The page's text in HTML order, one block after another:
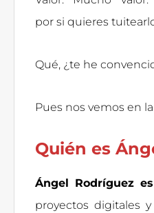
por si quieres
Qué, ¿te he
Pues nos vemos en
Quién es
Ángel Rodríguez
proyectos digitales